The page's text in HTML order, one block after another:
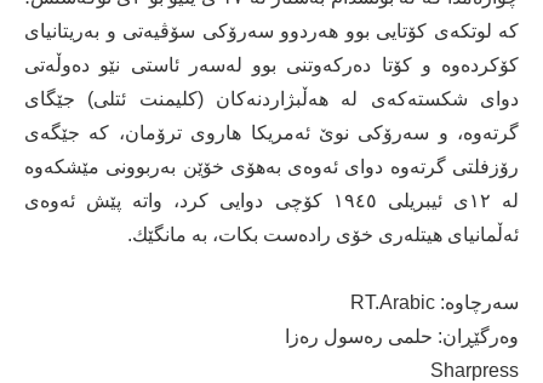
كە لوتكەی كۆتایی بوو هەردوو سەرۆكی سۆڤیەتی و بەریتانیای
كۆكردەوە و كۆتا دەركەوتنی بوو لەسەر ئاستی نێو دەوڵەتی
دوای شكستەكەی لە هەڵبژاردنەكان (كلیمنت ئتلی) جێگای
گرتەوە، و سەرۆكی نوێ ئەمریكا هاروی ترۆمان، كە جێگەی
رۆزفلتی گرتەوە دوای ئەوەی بەهۆی خۆێن بەربوونی مێشكەوە
لە ١٢ی ئیبریلی ١٩٤٥ كۆچی دوایی كرد، واتە پێش ئەوەی
ئەڵمانیای هیتلەری خۆی رادەست بكات، بە مانگێك.
سەرچاوە: RT.Arabic
وەرگێڕان: حلمی رەسول رەزا
Sharpress